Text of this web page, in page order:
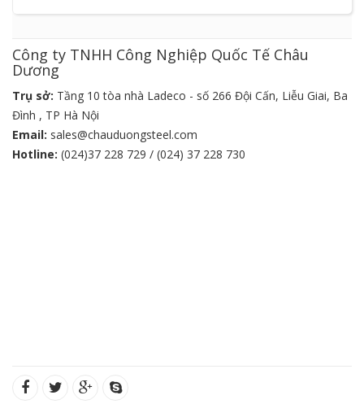
Công ty TNHH Công Nghiệp Quốc Tế Châu
Dương
Trụ sở: Tầng 10 tòa nhà Ladeco - số 266 Đội Cấn, Liễu Giai, Ba
Đình , TP Hà Nội
Email: sales@chauduongsteel.com
Hotline: (024)37 228 729 / (024) 37 228 730